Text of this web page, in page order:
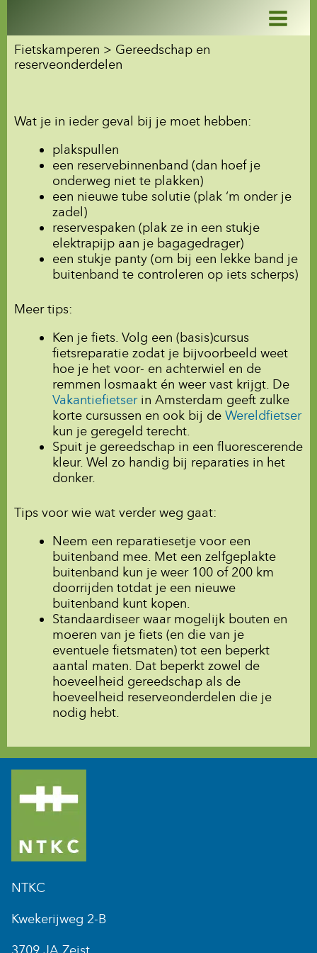
de
inhoud
Fietskamperen > Gereedschap en
reserveonderdelen
Wat je in ieder geval bij je moet hebben:
plakspullen
een reservebinnenband (dan hoef je
onderweg niet te plakken)
een nieuwe tube solutie (plak ‘m onder je
zadel)
reservespaken (plak ze in een stukje
elektrapijp aan je bagagedrager)
een stukje panty (om bij een lekke band je
buitenband te controleren op iets scherps)
Meer tips:
Ken je fiets. Volg een (basis)cursus
fietsreparatie zodat je bijvoorbeeld weet
hoe je het voor- en achterwiel en de
remmen losmaakt én weer vast krijgt. De
Vakantiefietserin Amsterdam geeft zulke
korte cursussen en ook bij de Wereldfietser
kun je geregeld terecht.
Spuit je gereedschap in een fluorescerende
kleur. Wel zo handig bij reparaties in het
donker.
Tips voor wie wat verder weg gaat:
Neem een reparatiesetje voor een
buitenband mee. Met een zelfgeplakte
buitenband kun je weer 100 of 200 km
doorrijden totdat je een nieuwe
buitenband kunt kopen.
Standaardiseer waar mogelijk bouten en
moeren van je fiets (en die van je
eventuele fietsmaten) tot een beperkt
aantal maten. Dat beperkt zowel de
hoeveelheid gereedschap als de
hoeveelheid reserveonderdelen die je
nodig hebt.
NTKC
Kwekerijweg 2-B